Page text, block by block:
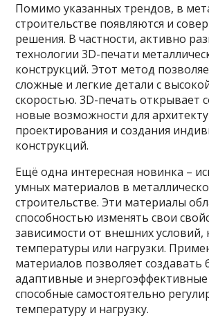
Помимо указанных трендов, в
строительстве появляются и
решения. В частности, активно
технологии 3D-печати
конструкций. Этот метод
сложные и легкие детали с
скоростью. 3D-печать открывает
новые возможности для
проектирования и создания
конструкций.
Ещё одна интересная новинка –
умных материалов в
строительстве. Эти материалы
способностью изменять свои
зависимости от внешних условий,
температуры или нагрузки.
материалов позволяет создавать
адаптивные и
способные самостоятельно
температуру и нагрузку.